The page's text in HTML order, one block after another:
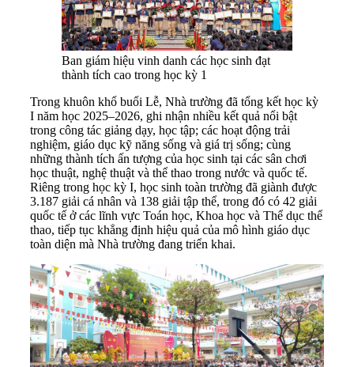
Ban giám hiệu vinh danh các học sinh đạt
thành tích cao trong học kỳ 1
Trong khuôn khổ buổi Lễ, Nhà trường đã tổng kết học kỳ
I năm học 2025–2026, ghi nhận nhiều kết quả nổi bật
trong công tác giảng dạy, học tập; các hoạt động trải
nghiệm, giáo dục kỹ năng sống và giá trị sống; cùng
những thành tích ấn tượng của học sinh tại các sân chơi
học thuật, nghệ thuật và thể thao trong nước và quốc tế.
Riêng trong học kỳ I, học sinh toàn trường đã giành được
3.187 giải cá nhân và 138 giải tập thể, trong đó có 42 giải
quốc tế ở các lĩnh vực Toán học, Khoa học và Thể dục thể
thao, tiếp tục khẳng định hiệu quả của mô hình giáo dục
toàn diện mà Nhà trường đang triển khai.